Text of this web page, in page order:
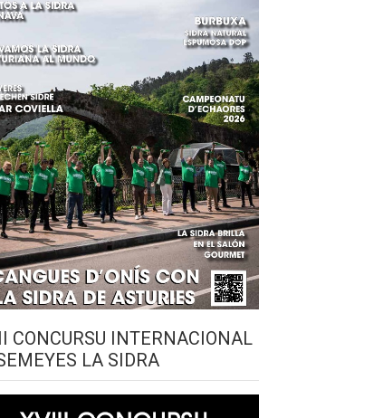
CONCURSU INTERNACIONAL
LA SIDRA